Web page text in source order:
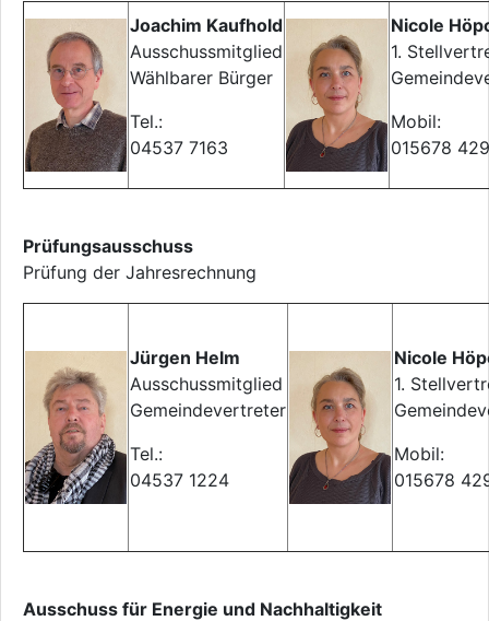
Joachim Kaufhold
Ausschussmitglied
Wählbarer Bürger
Tel.:
04537 7163
Nicole
1.
Mobil:
015678
Prüfungsausschuss
Prüfung der Jahresrechnung
Jürgen Helm
Ausschussmitglied
Gemeindevertreter
Tel.:
04537 1224
Nicole
1.
Mobil:
015678
Ausschuss für Energie und Nachhaltigkeit